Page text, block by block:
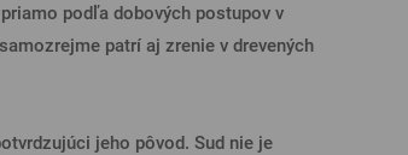
podľa dobových postupov v
patrí aj zrenie v drevených
jeho pôvod. Sud nie je